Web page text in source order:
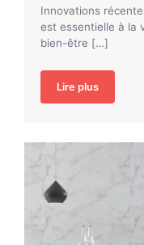
Innovations
est essentielle à la
bien-être […]
Lire plus